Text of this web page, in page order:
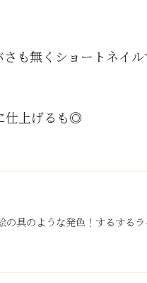
さも無くショートネイ
仕上げるも◎
の具のような発色！するする